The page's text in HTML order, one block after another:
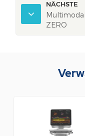
NÄCHSTE
ZERO